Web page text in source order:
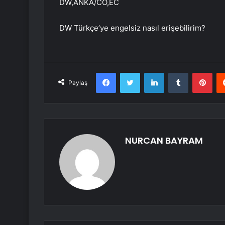
DW,ANKA/CÖ,EC
DW Türkçe’ye engelsiz nasıl erişebilirim?
Paylaş
FacebookTwitter LinkedInTumblr
NURCAN BAYRAM